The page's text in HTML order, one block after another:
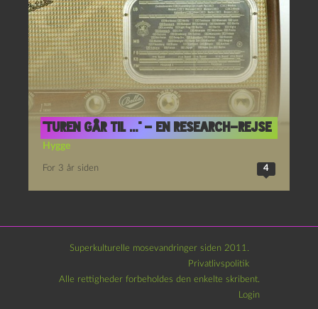
“Turen går til …” – en research-rejse
Hygge
For 3 år siden 4
Superkulturelle mosevandringer siden 2011.
Privatlivspolitik
Alle rettigheder forbeholdes den enkelte skribent.
Login